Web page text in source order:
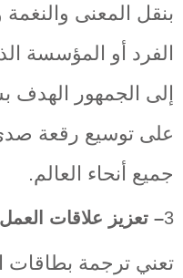
بنقل المعنى والنغمة
الفرد أو المؤسسة
إلى الجمهور الهدف
على توسيع رقعة
جميع أنحاء العالم.
3– تعزيز علاقات العمل
تعني ترجمة بطاقات